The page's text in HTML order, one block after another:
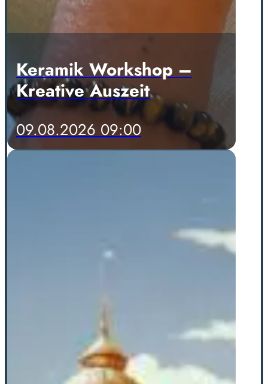
Keramik Workshop –
Kreative Auszeit
09.08.2026 09:00